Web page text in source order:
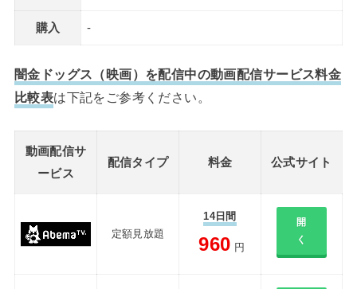
購入 -
闇金ドッグス（映画）を配信中の動画配信サービス料金
比較表は下記をご参考ください。
動画配信サ
ービス
配信タイプ 料金 公式サイト
定額見放題
14日間
960 円
開
く